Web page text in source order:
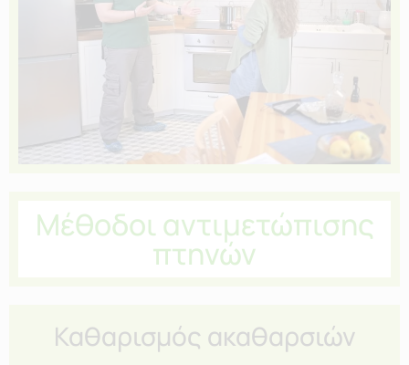
Μέθοδοι αντιμετώπισης
πτηνών
Καθαρισμός ακαθαρσιών